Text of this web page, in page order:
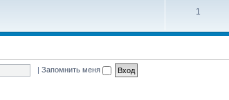
1
| Запомнить меня